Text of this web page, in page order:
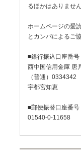
るほかはありません
ホームページの愛
とカンパによるご
■銀行振込口座番号
西中国信用金庫 唐
（普通）0334342
宇都宮知恵
■郵便振替口座番号
01540-0-11658